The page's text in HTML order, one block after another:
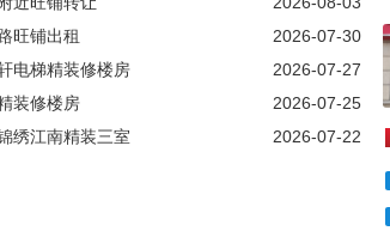
旺铺出租
2026-07-30
电梯精装修楼房
2026-07-27
装修楼房
2026-07-25
绣江南精装三室 2026-07-22